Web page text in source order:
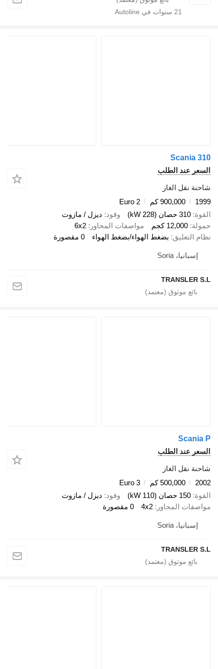
سنوات في Autoline
Scania
عند الطلب
نقل الغاز
900,000 كم
Euro 2
310 حصان (228 kW) وقود ديزل / مازوت
12,000 كجم مواصفات المحاور 6x2
التعليق بضغط الهواء/بضغط الهواء 0 مقصورة
إسبانيا، Soria
TRANSLER
Scania
عند الطلب
نقل الغاز
500,000 كم
Euro 3
150 حصان (110 kW) وقود ديزل / مازوت
المحاور 4x2 0 مقصورة
إسبانيا، Soria
TRANSLER